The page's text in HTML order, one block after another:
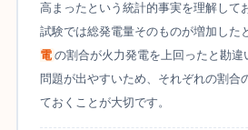
高まったという統計的事実を理解して
試験では総発電量そのものが増加した
電 の割合が火力発電を上回ったと勘違
問題が出やすいため、それぞれの割合
ておくことが大切です。